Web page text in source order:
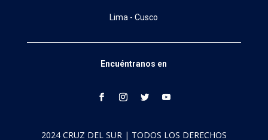
Lima - Cusco
Encuéntranos en
2024 CRUZ DEL SUR | TODOS LOS DERECHOS